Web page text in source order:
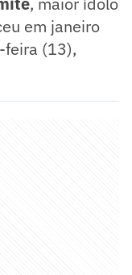
em janeiro
feira (13),